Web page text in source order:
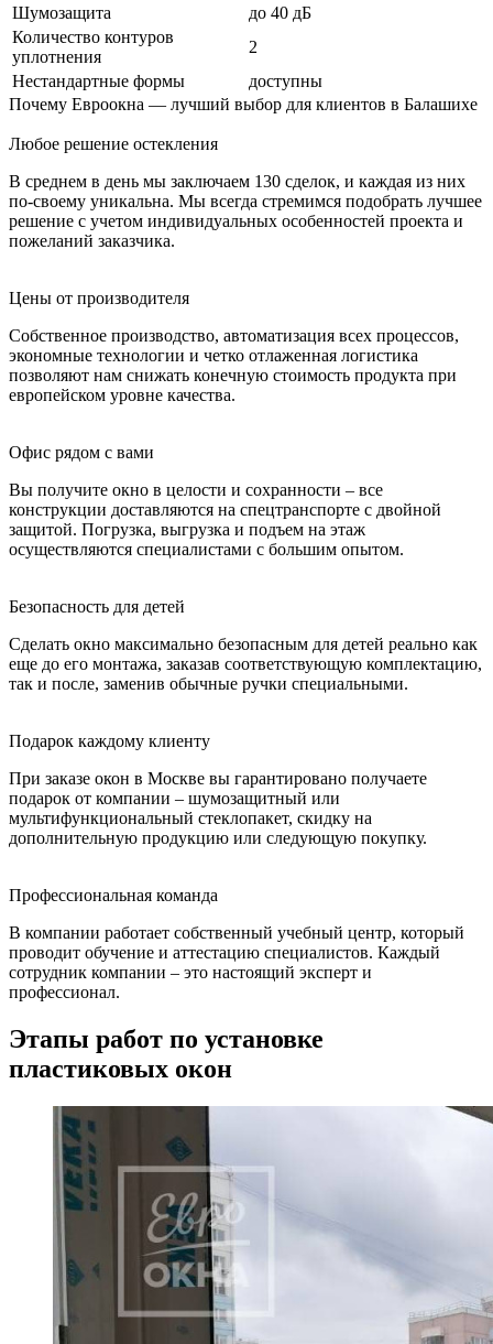
Шумозащита
до 40 дБ
Количество контуров
уплотнения
2
Нестандартные формы
доступны
Почему Евроокна — лучший выбор для клиентов в Балашихе
Любое решение остекления
В среднем в день мы заключаем 130 сделок, и каждая из них
по-своему уникальна. Мы всегда стремимся подобрать лучшее
решение с учетом индивидуальных особенностей проекта и
пожеланий заказчика.
Цены от производителя
Собственное производство, автоматизация всех процессов,
экономные технологии и четко отлаженная логистика
позволяют нам снижать конечную стоимость продукта при
европейском уровне качества.
Офис рядом с вами
Вы получите окно в целости и сохранности – все
конструкции доставляются на спецтранспорте с двойной
защитой. Погрузка, выгрузка и подъем на этаж
осуществляются специалистами с большим опытом.
Безопасность для детей
Сделать окно максимально безопасным для детей реально как
еще до его монтажа, заказав соответствующую комплектацию,
так и после, заменив обычные ручки специальными.
Подарок каждому клиенту
При заказе окон в Москве вы гарантировано получаете
подарок от компании – шумозащитный или
мультифункциональный стеклопакет, скидку на
дополнительную продукцию или следующую покупку.
Профессиональная команда
В компании работает собственный учебный центр, который
проводит обучение и аттестацию специалистов. Каждый
сотрудник компании – это настоящий эксперт и
профессионал.
Этапы работ по установке
пластиковых окон